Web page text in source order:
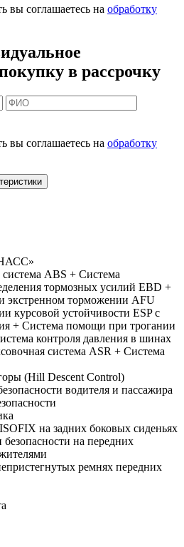
вы соглашаетесь на обработку
в рассрочку
вы соглашаетесь на обработку
ABS + Система
тормозных усилий EBD +
экстренном торможении AFU
курсовой устойчивости ESP с
+ Система помощи при трогании
контроля давления в шинах
система ASR + Система
(Hill Descent Control)
водителя и пассажира
на задних боковых сиденьях
на передних
ремнях передних